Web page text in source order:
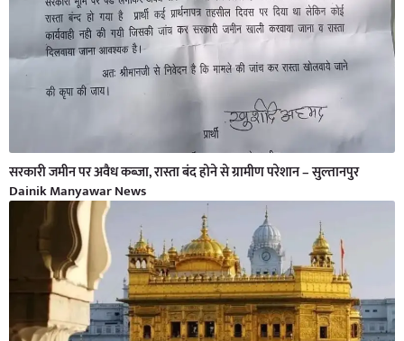
सरकारी जमीन पर अवैध कब्जा, रास्ता बंद होने से ग्रामीण परेशान – सुल्तानपुर
Dainik Manyawar News